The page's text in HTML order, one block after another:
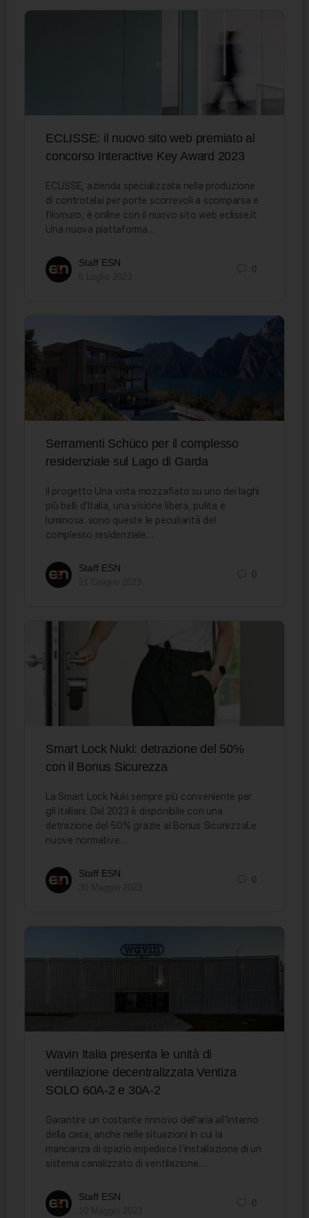
ECLISSE: il nuovo sito web premiato al
concorso Interactive Key Award 2023
ECLISSE, azienda specializzata nella produzione
di controtelai per porte scorrevoli a scomparsa e
filomuro, è online con il nuovo sito web eclisse.it.
Una nuova piattaforma…
Staff ESN
0
Serramenti Schüco per il complesso
residenziale sul Lago di Garda
Il progetto Una vista mozzafiato su uno dei laghi
più belli d’Italia, una visione libera, pulita e
luminosa: sono queste le peculiarità del
complesso residenziale…
Staff ESN
0
Smart Lock Nuki: detrazione del 50%
con il Bonus Sicurezza
La Smart Lock Nuki sempre più conveniente per
gli italiani: Dal 2023 è disponibile con una
detrazione del 50% grazie al Bonus SicurezzaLe
nuove normative…
Staff ESN
0
Wavin Italia presenta le unità di
ventilazione decentralizzata Ventiza
SOLO 60A-2 e 30A-2
Garantire un costante rinnovo dell’aria all’interno
della casa, anche nelle situazioni in cui la
mancanza di spazio impedisce l’installazione di un
sistema canalizzato di ventilazione.…
Staff ESN
0